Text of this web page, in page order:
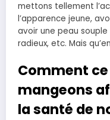
mettons tellement
l’apparence jeune,
avoir une peau
radieux, etc. Mais
Comment
mangeons
la santé de